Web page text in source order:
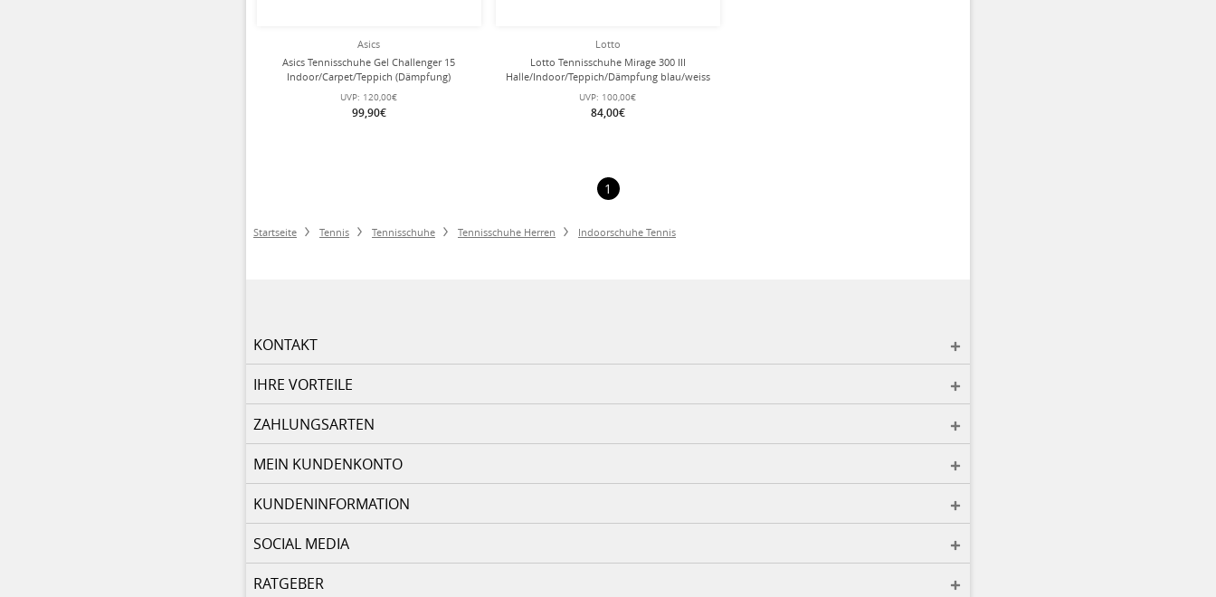
Asics
Asics Tennisschuhe Gel Challenger 15
Indoor/Carpet/Teppich (Dämpfung)
UVP: 120,00€
99,90€
Lotto
Lotto Tennisschuhe Mirage 300 III
Halle/Indoor/Teppich/Dämpfung blau/weiss
UVP: 100,00€
84,00€
1
Startseite Tennis Tennisschuhe Tennisschuhe Herren Indoorschuhe Tennis
KONTAKT
IHRE VORTEILE
ZAHLUNGSARTEN
MEIN KUNDENKONTO
KUNDENINFORMATION
SOCIAL MEDIA
RATGEBER